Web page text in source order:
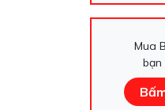
Mua
bạn